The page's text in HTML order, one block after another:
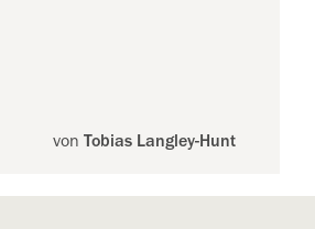
von Tobias Langley-Hunt